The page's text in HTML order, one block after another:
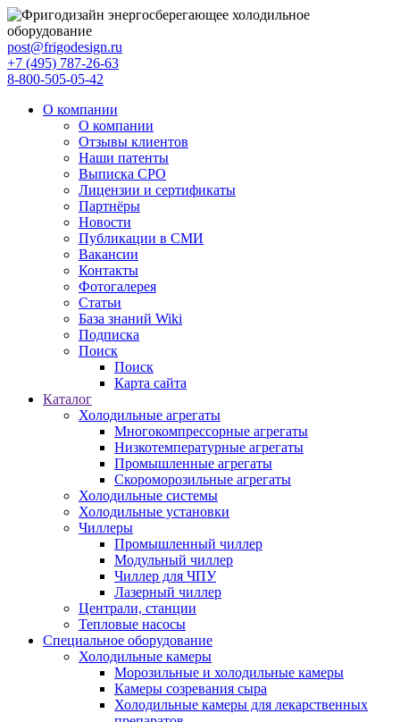
post@frigodesign.ru
+7 (495) 787-26-63
8-800-505-05-42
О компании
О компании
Отзывы клиентов
Наши патенты
Выписка СРО
Лицензии и сертификаты
Партнёры
Новости
Публикации в СМИ
Вакансии
Контакты
Фотогалерея
Статьи
База знаний Wiki
Подписка
Поиск
Поиск
Карта сайта
Каталог
Холодильные агрегаты
Многокомпрессорные агрегаты
Низкотемпературные агрегаты
Промышленные агрегаты
Скороморозильные агрегаты
Холодильные системы
Холодильные установки
Чиллеры
Промышленный чиллер
Модульный чиллер
Чиллер для ЧПУ
Лазерный чиллер
Централи, станции
Тепловые насосы
Специальное оборудование
Холодильные камеры
Морозильные и холодильные камеры
Камеры созревания сыра
Холодильные камеры для лекарственных